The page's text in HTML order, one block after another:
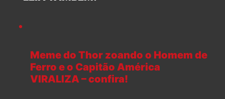
Meme do Thor zoando o Homem de
Ferro e o Capitão América
VIRALIZA – confira!